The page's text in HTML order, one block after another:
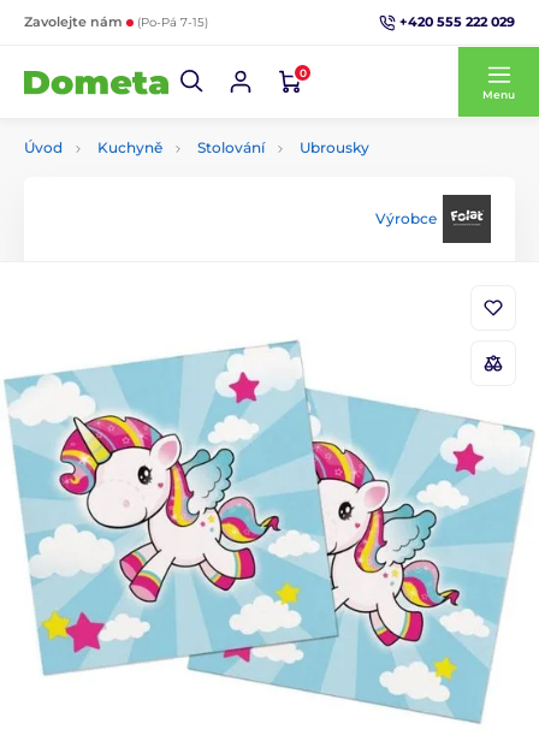
Zavolejte nám (Po-Pá 7-15) +420 555 222 029
0
Menu
Úvod Kuchyně Stolování Ubrousky
Výrobce